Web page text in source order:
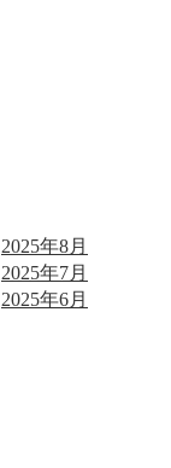
2025年8月
2025年7月
2025年6月